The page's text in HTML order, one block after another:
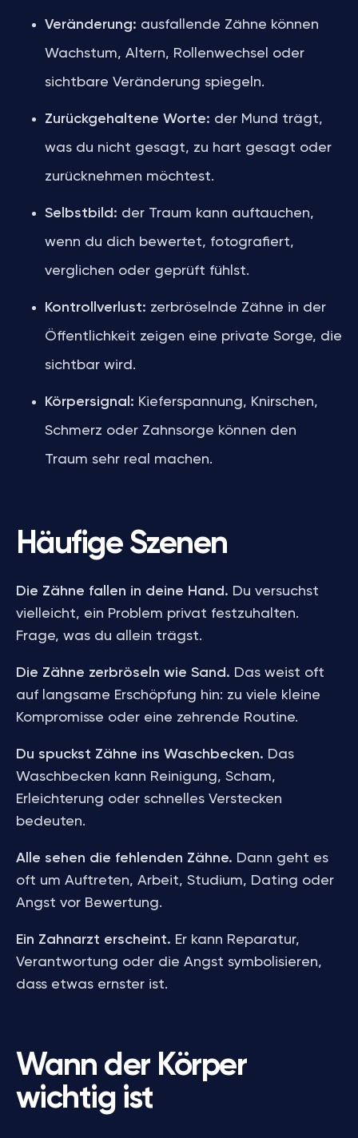
Veränderung: ausfallende Zähne können
Wachstum, Altern, Rollenwechsel oder
sichtbare Veränderung spiegeln.
Zurückgehaltene Worte: der Mund trägt,
was du nicht gesagt, zu hart gesagt oder
zurücknehmen möchtest.
Selbstbild: der Traum kann auftauchen,
wenn du dich bewertet, fotografiert,
verglichen oder geprüft fühlst.
Kontrollverlust: zerbröselnde Zähne in der
Öffentlichkeit zeigen eine private Sorge, die
sichtbar wird.
Körpersignal: Kieferspannung, Knirschen,
Schmerz oder Zahnsorge können den
Traum sehr real machen.
Häufige Szenen
Die Zähne fallen in deine Hand. Du versuchst
vielleicht, ein Problem privat festzuhalten.
Frage, was du allein trägst.
Die Zähne zerbröseln wie Sand. Das weist oft
auf langsame Erschöpfung hin: zu viele kleine
Kompromisse oder eine zehrende Routine.
Du spuckst Zähne ins Waschbecken. Das
Waschbecken kann Reinigung, Scham,
Erleichterung oder schnelles Verstecken
bedeuten.
Alle sehen die fehlenden Zähne. Dann geht es
oft um Auftreten, Arbeit, Studium, Dating oder
Angst vor Bewertung.
Ein Zahnarzt erscheint. Er kann Reparatur,
Verantwortung oder die Angst symbolisieren,
dass etwas ernster ist.
Wann der Körper
wichtig ist